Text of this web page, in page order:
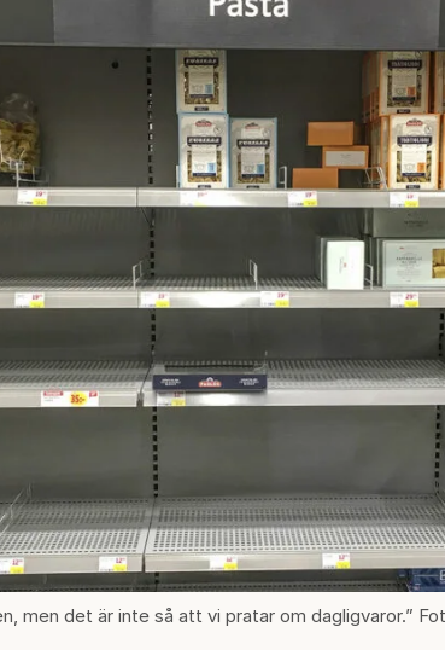
men det är inte så att vi pratar om dagligvaror.”